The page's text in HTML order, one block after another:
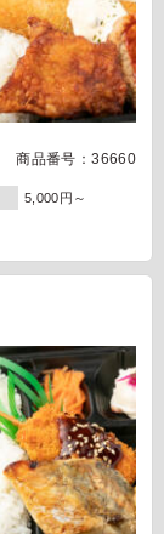
商品番号：36660
5,000円～